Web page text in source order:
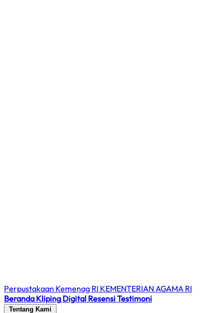
Perpustakaan Kemenag RI KEMENTERIAN AGAMA RI
Beranda Kliping Digital ResensiTestimoni
Tentang Kami